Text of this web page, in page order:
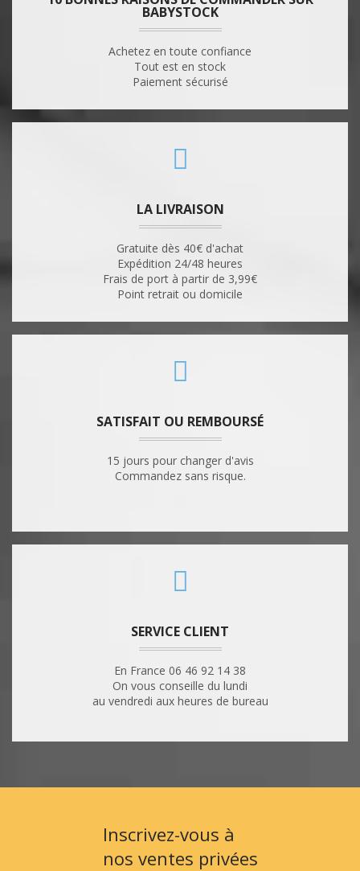
BABYSTOCK
Achetez en toute confiance
Tout est en stock
Paiement sécurisé
LA LIVRAISON
Gratuite dès 40€ d'achat
Expédition 24/48 heures
Frais de port à partir de 3,99€
Point retrait ou domicile
SATISFAIT OU REMBOURSÉ
15 jours pour changer d'avis
Commandez sans risque.
SERVICE CLIENT
En France 06 46 92 14 38
On vous conseille du lundi
au vendredi aux heures de bureau
Inscrivez-vous à
nos ventes privées